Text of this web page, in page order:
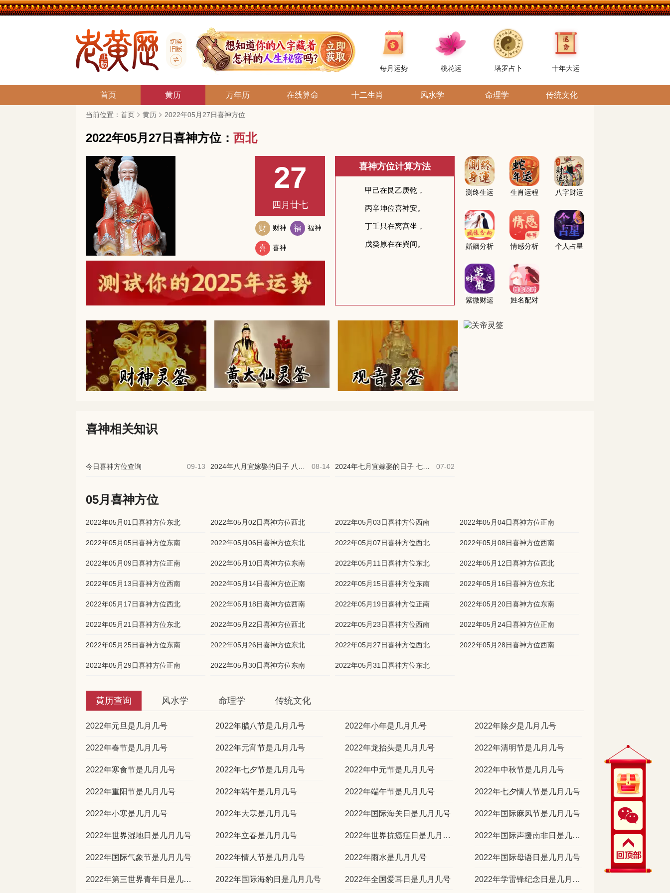
每月运势 桃花运 塔罗占卜 十年大运
首页 黄历 万年历 在线算命 十二生肖 风水学 命理学 传统文化
当前位置： 首页 黄历 2022年05月27日喜神方位
2022年05月27日喜神方位： 西北
27
四月廿七
财 财神 福 福神
喜 喜神
喜神方位计算方法
测终生运 生肖运程 八字财运
婚姻分析 情感分析 个人占星
紫微财运 姓名配对
喜神相关知识
今日喜神方位查询 09-13 08-14 07-02
05月喜神方位
2022年05月01日喜神方位东北 2022年05月02日喜神方位西北 2022年05月03日喜神方位西南 2022年05月04日喜神方位正南
2022年05月05日喜神方位东南 2022年05月06日喜神方位东北 2022年05月07日喜神方位西北 2022年05月08日喜神方位西南
2022年05月09日喜神方位正南 2022年05月10日喜神方位东南 2022年05月11日喜神方位东北 2022年05月12日喜神方位西北
2022年05月13日喜神方位西南 2022年05月14日喜神方位正南 2022年05月15日喜神方位东南 2022年05月16日喜神方位东北
2022年05月17日喜神方位西北 2022年05月18日喜神方位西南 2022年05月19日喜神方位正南 2022年05月20日喜神方位东南
2022年05月21日喜神方位东北 2022年05月22日喜神方位西北 2022年05月23日喜神方位西南 2022年05月24日喜神方位正南
2022年05月25日喜神方位东南 2022年05月26日喜神方位东北 2022年05月27日喜神方位西北 2022年05月28日喜神方位西南
2022年05月29日喜神方位正南 2022年05月30日喜神方位东南 2022年05月31日喜神方位东北
黄历查询 风水学 命理学 传统文化
2022年元旦是几月几号 2022年腊八节是几月几号 2022年小年是几月几号 2022年除夕是几月几号
2022年春节是几月几号 2022年元宵节是几月几号 2022年龙抬头是几月几号 2022年清明节是几月几号
2022年寒食节是几月几号 2022年七夕节是几月几号 2022年中元节是几月几号 2022年中秋节是几月几号
2022年重阳节是几月几号 2022年端午是几月几号 2022年端午节是几月几号 2022年七夕情人节是几月几号
2022年小寒是几月几号 2022年大寒是几月几号 2022年国际海关日是几月几号 2022年国际麻风节是几月几号
2022年世界湿地日是几月几号 2022年立春是几月几号 2022年世界抗癌症日是几月几号 2022年国际声援南非日是几月几号
2022年国际气象节是几月几号 2022年情人节是几月几号 2022年雨水是几月几号 2022年国际母语日是几月几号
2022年第三世界青年日是几月几号 2022年国际海豹日是几月几号 2022年全国爱耳日是几月几号 2022年学雷锋纪念日是几月几号